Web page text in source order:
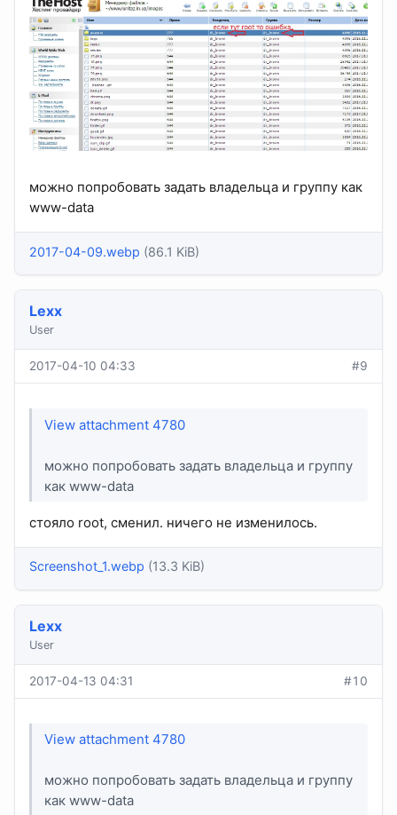
можно попробовать задать владельца и группу как
www-data
2017-04-09.webp (86.1 KiB)
Lexx
User
2017-04-10 04:33 #9
View attachment 4780
можно попробовать задать владельца и группу
как www-data
стояло root, сменил. ничего не изменилось.
Screenshot_1.webp (13.3 KiB)
Lexx
User
2017-04-13 04:31 #10
View attachment 4780
можно попробовать задать владельца и группу
как www-data